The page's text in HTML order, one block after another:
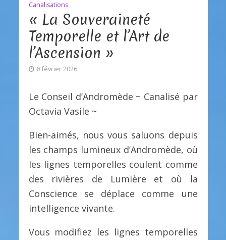
Canalisations
« La Souveraineté
Temporelle et l’Art de
l’Ascension »
8 février 2026
Le Conseil d’Andromède ~ Canalisé par
Octavia Vasile ~
Bien-aimés, nous vous saluons depuis
les champs lumineux d’Andromède, où
les lignes temporelles coulent comme
des rivières de Lumière et où la
Conscience se déplace comme une
intelligence vivante.
Vous modifiez les lignes temporelles